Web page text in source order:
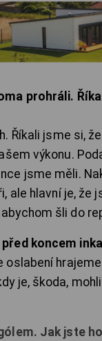
prohráli.
Říkali jsme si,
výkonu.
jsme měli.
ale hlavní je,
šli do
koncem
je, škoda,
Jak jste